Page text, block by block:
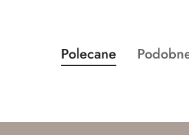
Pomiń karuzelę
Produkty
o
Polecane
Produkty